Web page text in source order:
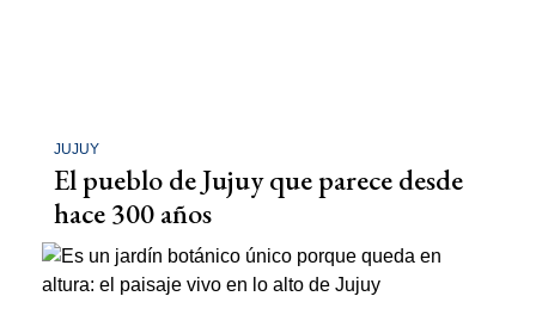
JUJUY
El pueblo de Jujuy que parece desde
hace 300 años